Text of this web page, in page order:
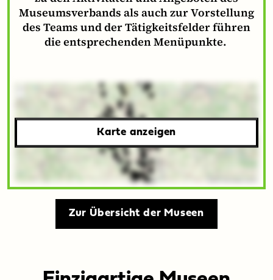
Museumsverbands als auch zur Vorstellung
des Teams und der Tätigkeitsfelder führen
die entsprechenden Menüpunkte.
Karte
aller
Museen
Museumsverband
Sachsen-
Karte anzeigen
Zur Übersicht der Museen